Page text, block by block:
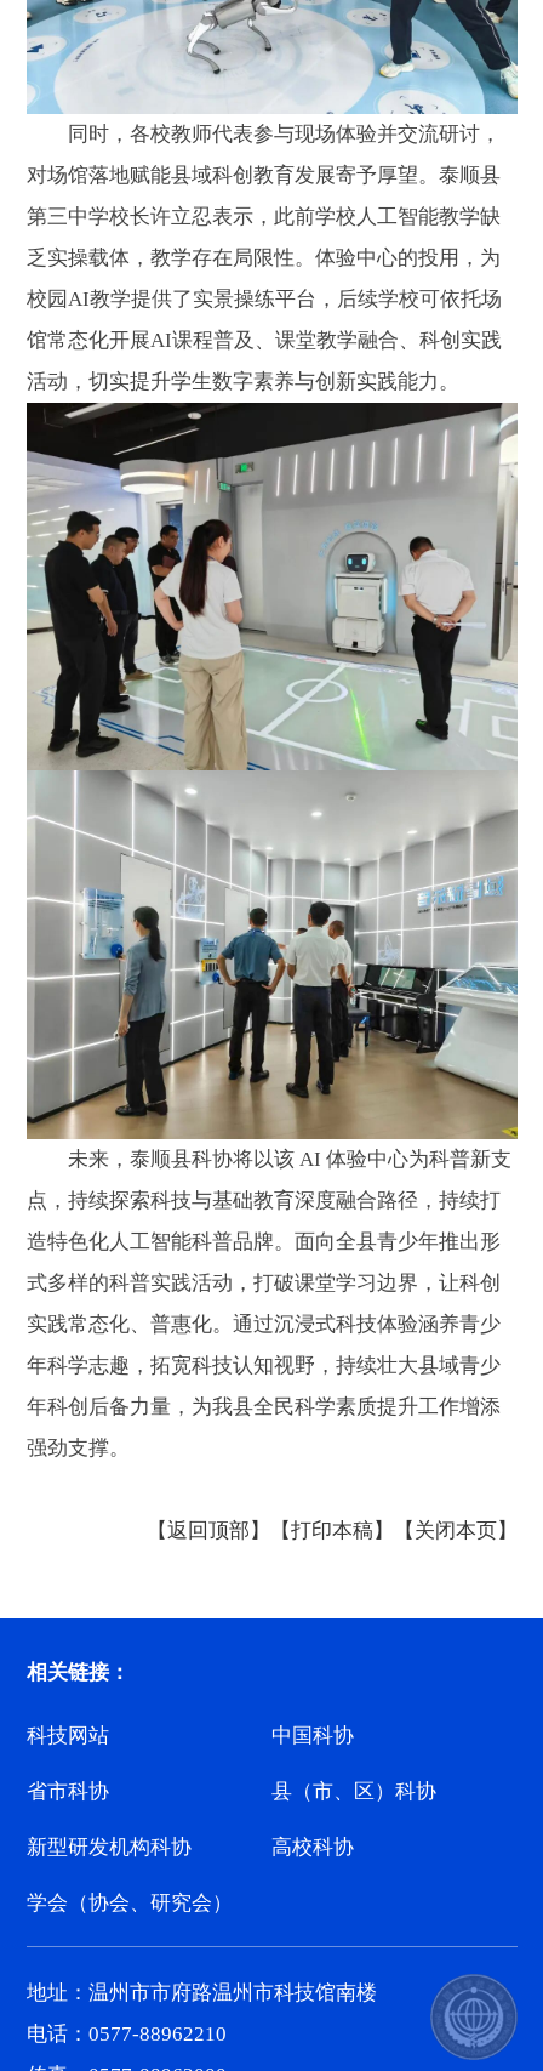
同时，各校教师代表参与现场体验并交流研讨，
对场馆落地赋能县域科创教育发展寄予厚望。泰顺县
第三中学校长许立忍表示，此前学校人工智能教学缺
乏实操载体，教学存在局限性。体验中心的投用，为
校园AI教学提供了实景操练平台，后续学校可依托场
馆常态化开展AI课程普及、课堂教学融合、科创实践
活动，切实提升学生数字素养与创新实践能力。
未来，泰顺县科协将以该 AI 体验中心为科普新支
点，持续探索科技与基础教育深度融合路径，持续打
造特色化人工智能科普品牌。面向全县青少年推出形
式多样的科普实践活动，打破课堂学习边界，让科创
实践常态化、普惠化。通过沉浸式科技体验涵养青少
年科学志趣，拓宽科技认知视野，持续壮大县域青少
年科创后备力量，为我县全民科学素质提升工作增添
强劲支撑。
【返回顶部】 【打印本稿】 【关闭本页】
相关链接：
科技网站 中国科协
省市科协 县（市、区）科协
新型研发机构科协 高校科协
学会（协会、研究会）
地址：温州市市府路温州市科技馆南楼
电话：0577-88962210